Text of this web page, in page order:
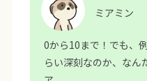
ミアミン
0から10まで！でも、
らい深刻なのか、なん